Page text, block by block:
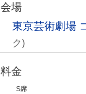
会場
東京芸術劇場
ク)
料金
S席